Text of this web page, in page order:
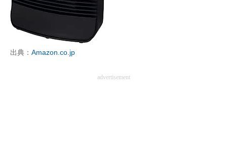
企業ITのトレンドを詳説
経営リーダーのコミュニティ
マーケ×ITの今がよく分かる
ITエンジニア向け専門サイト
出典： Amazon.co.jp
advertisement